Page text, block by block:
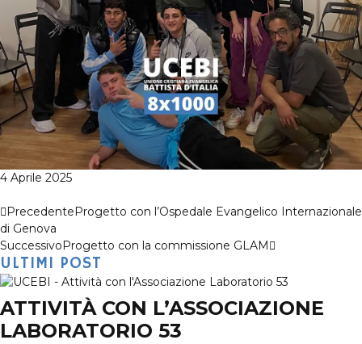
4 Aprile 2025
PrecedenteProgetto con l’Ospedale Evangelico Internazionale
di Genova
SuccessivoProgetto con la commissione GLAM
ULTIMI POST
ATTIVITÀ CON L’ASSOCIAZIONE
LABORATORIO 53